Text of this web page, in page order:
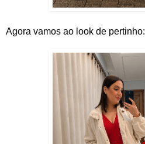
Agora vamos ao look de pertinho: